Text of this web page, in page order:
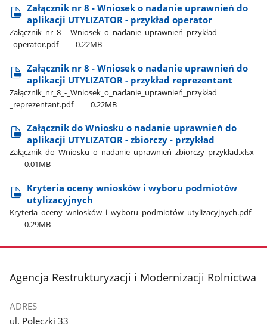
Załącznik nr 8 - Wniosek o nadanie uprawnień do
aplikacji UTYLIZATOR - przykład operator
Załącznik​_nr​_8​_-​_Wniosek​_o​_nadanie​_uprawnień​_przykład​
_operator.pdf
0.22MB
Załącznik nr 8 - Wniosek o nadanie uprawnień do
aplikacji UTYLIZATOR - przykład reprezentant
Załącznik​_nr​_8​_-​_Wniosek​_o​_nadanie​_uprawnień​_przykład​
_reprezentant.pdf
0.22MB
Załącznik do Wniosku o nadanie uprawnień do
aplikacji UTYLIZATOR - zbiorczy - przykład
Załącznik​_do​_Wniosku​_o​_nadanie​_uprawnień​_zbiorczy​_przykład.xlsx
0.01MB
Kryteria oceny wniosków i wyboru podmiotów
utylizacyjnych
Kryteria​_oceny​_wniosków​_i​_wyboru​_podmiotów​_utylizacyjnych.pdf
0.29MB
stopka
Agencja Restrukturyzacji i Modernizacji Rolnictwa
ADRES
ul. Poleczki 33